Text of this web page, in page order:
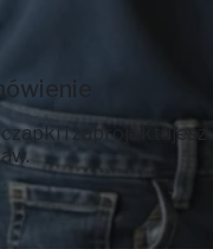
i zaprojektujesz